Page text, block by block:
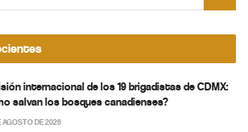
internacional de los 19 brigadistas de CDMX:
salvan los bosques canadienses?
AGOSTO DE 2026